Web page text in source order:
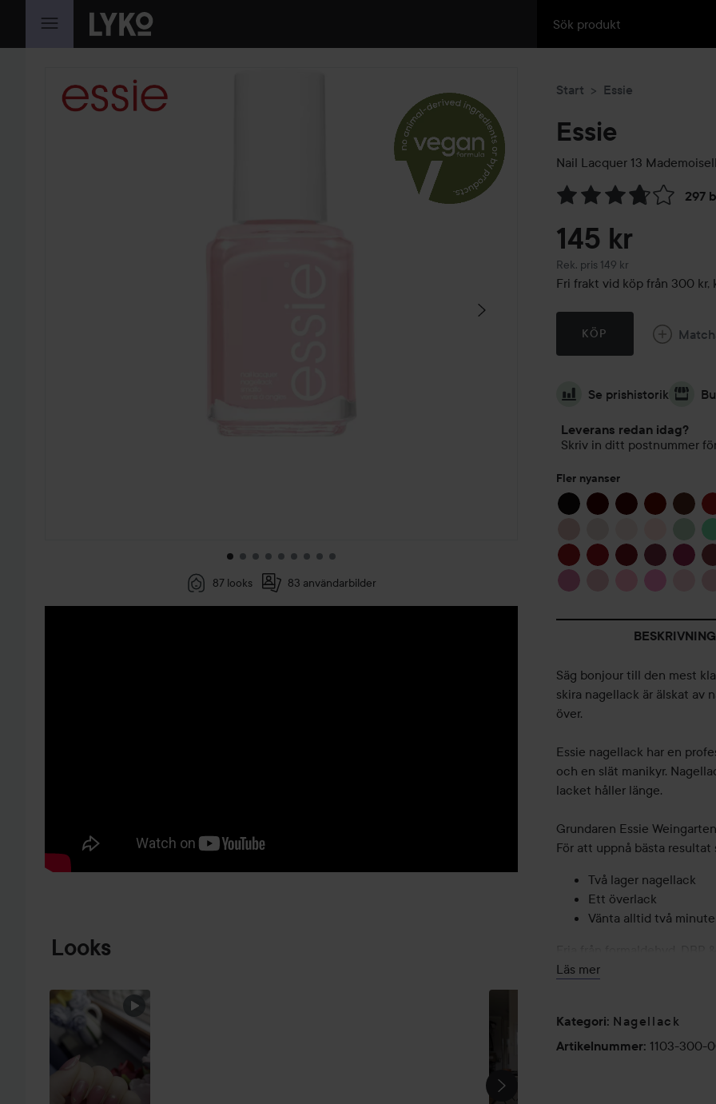
HOPPA TILL INNEHÅLLET
HOPPA ÖVER SEKTIONEN
87 looks 83 användarbilder
Looks
HOPPA ÖVER SEKTIONEN
Start Essie
Essie
Nail Lacquer 13
297
Hoppa till Betyg &
145 kr
Rek. pris 149 kr
Rekommenderat pris 149 kr
Fri frakt vid köp från 300 kr,
KÖP
Se prishistorik
Leverans redan idag?
Skriv in ditt postnummer
Fler nyanser
BESKRIVNING
Säg bonjour till den mest
skira nagellack är älskat av
över.
Essie nagellack har en
och en slät manikyr.
lacket håller länge.
Grundaren Essie
För att uppnå bästa resultat
Två lager nagellack
Ett överlack
Vänta alltid två
14 ml
Läs mer
Kategori: Nagellack
Artikelnummer: 1103-300-